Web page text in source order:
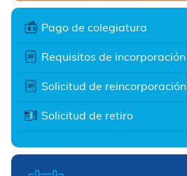
Pago de colegiatura
Requisitos de incorporación
Solicitud de reincorporación
Solicitud de retiro